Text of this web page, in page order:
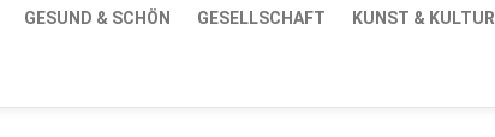
GESUND & SCHÖN GESELLSCHAFT KUNST & KULTUR